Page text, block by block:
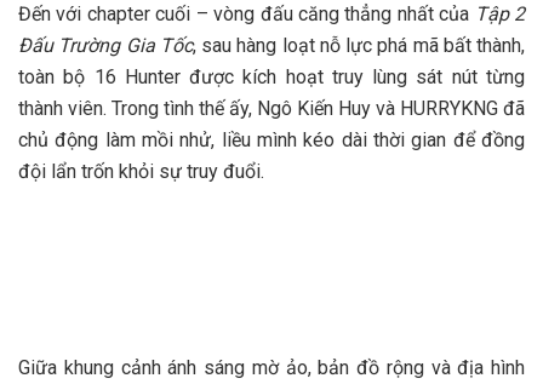
Đến với chapter cuối – vòng đấu căng thẳng nhất của Tập 2
Đấu Trường Gia Tốc, sau hàng loạt nỗ lực phá mã bất thành,
toàn bộ 16 Hunter được kích hoạt truy lùng sát nút từng
thành viên. Trong tình thế ấy, Ngô Kiến Huy và HURRYKNG đã
chủ động làm mồi nhử, liều mình kéo dài thời gian để đồng
đội lẩn trốn khỏi sự truy đuổi.
Giữa khung cảnh ánh sáng mờ ảo, bản đồ rộng và địa hình